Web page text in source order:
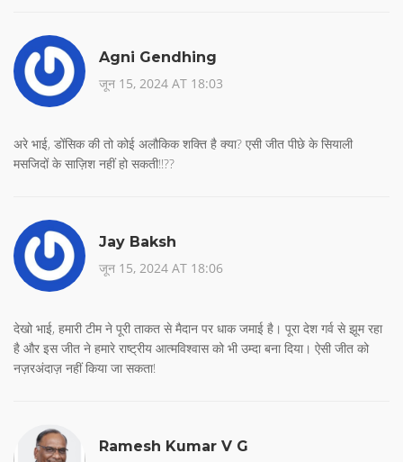
Agni Gendhing
जून 15, 2024 AT 18:03
अरे भाई, डोंसिक की तो कोई अलौकिक शक्ति है क्या? एसी जीत पीछे के सियाली
मसजिदों के साज़िश नहीं हो सकती!!??
Jay Baksh
जून 15, 2024 AT 18:06
देखो भाई, हमारी टीम ने पूरी ताकत से मैदान पर धाक जमाई है। पूरा देश गर्व से झूम रहा
है और इस जीत ने हमारे राष्ट्रीय आत्मविश्वास को भी उम्दा बना दिया। ऐसी जीत को
नज़रअंदाज़ नहीं किया जा सकता!
Ramesh Kumar V G